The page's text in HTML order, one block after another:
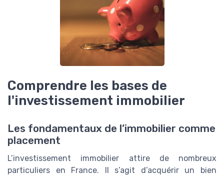
Comprendre les bases de
l'investissement immobilier
Les fondamentaux de l’immobilier comme
placement
L’investissement immobilier attire de nombreux
particuliers en France. Il s’agit d’acquérir un bien